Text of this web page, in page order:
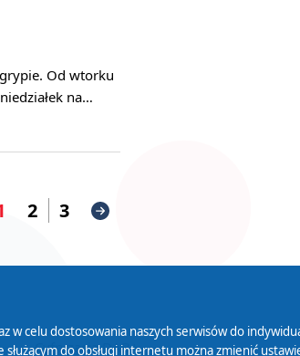
Od wtorku
na…
2 3
Cyfryzacja DAB+
w celu dostosowania naszych serwisów do
do obsługi internetu można zmienić